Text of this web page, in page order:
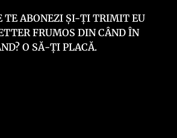
TE ABONEZI ȘI-ȚI TRIMIT EU
FRUMOS DIN CÂND ÎN
O SĂ-ȚI PLACĂ.